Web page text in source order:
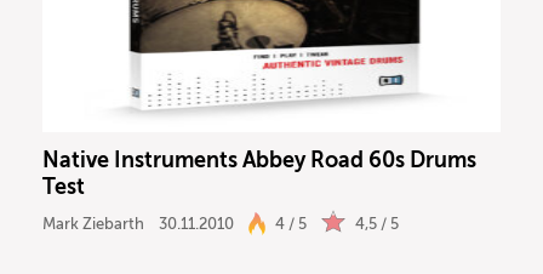
Native Instruments Abbey Road 60s Drums
Test
Mark Ziebarth 30.11.2010 4 / 5 4,5 / 5